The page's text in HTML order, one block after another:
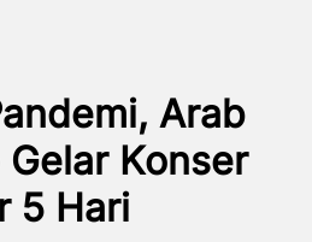
Arab
Konser
5 Hari